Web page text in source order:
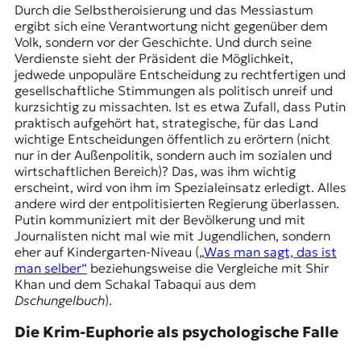
Durch die Selbstheroisierung und das Messiastum
ergibt sich eine Verantwortung nicht gegenüber dem
Volk, sondern vor der Geschichte. Und durch seine
Verdienste sieht der Präsident die Möglichkeit,
jedwede unpopuläre Entscheidung zu rechtfertigen und
gesellschaftliche Stimmungen als politisch unreif und
kurzsichtig zu missachten. Ist es etwa Zufall, dass Putin
praktisch aufgehört hat, strategische, für das Land
wichtige Entscheidungen öffentlich zu erörtern (nicht
nur in der Außenpolitik, sondern auch im sozialen und
wirtschaftlichen Bereich)? Das, was ihm wichtig
erscheint, wird von ihm im Spezialeinsatz erledigt. Alles
andere wird der entpolitisierten Regierung überlassen.
Putin kommuniziert mit der Bevölkerung und mit
Journalisten nicht mal wie mit Jugendlichen, sondern
eher auf Kindergarten-Niveau („Was man sagt, das ist
man selber“beziehungsweise die Vergleiche mit Shir
Khan und dem Schakal Tabaqui aus dem
Dschungelbuch).
Die Krim-Euphorie als psychologische Falle